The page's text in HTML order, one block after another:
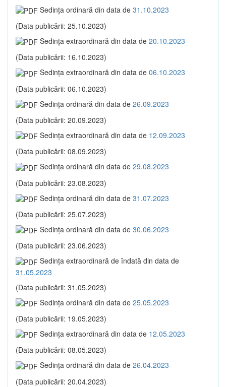
Sedinţa ordinară din data de 31.10.2023
(Data publicării: 25.10.2023)
Sedinţa extraordinară din data de 20.10.2023
(Data publicării: 16.10.2023)
Sedinţa extraordinară din data de 06.10.2023
(Data publicării: 06.10.2023)
Sedinţa ordinară din data de 26.09.2023
(Data publicării: 20.09.2023)
Sedinţa extraordinară din data de 12.09.2023
(Data publicării: 08.09.2023)
Sedinţa ordinară din data de 29.08.2023
(Data publicării: 23.08.2023)
Sedinţa ordinară din data de 31.07.2023
(Data publicării: 25.07.2023)
Sedinţa ordinară din data de 30.06.2023
(Data publicării: 23.06.2023)
Sedinţa extraordinară de îndată din data de
31.05.2023
(Data publicării: 31.05.2023)
Sedinţa ordinară din data de 25.05.2023
(Data publicării: 19.05.2023)
Sedinţa extraordinară din data de 12.05.2023
(Data publicării: 08.05.2023)
Sedinţa ordinară din data de 26.04.2023
(Data publicării: 20.04.2023)